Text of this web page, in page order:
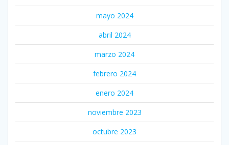
mayo 2024
abril 2024
marzo 2024
febrero 2024
enero 2024
noviembre 2023
octubre 2023